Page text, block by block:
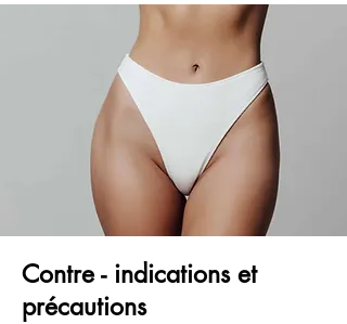
Contre - indications et
précautions